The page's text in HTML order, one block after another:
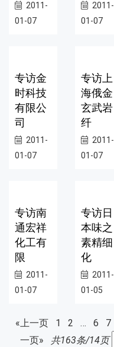
2011-
01-07
2011-
01-07
专访金
时科技
有限公
司
2011-
01-07
专访上
海俄金
玄武岩
纤
2011-
01-07
专访南
通宏祥
化工有
限
2011-
01-07
专访日
本味之
素精细
化
2011-
01-05
«上一页 1 2 … 6 7
一页»
共163条/14页